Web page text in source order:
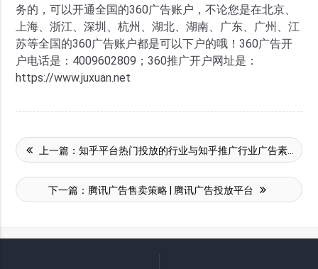
务的，可以开通全国的360广告账户，不论您是在北京、
上海、浙江、深圳、杭州、湖北、湖南、广东、广州、江
苏等全国的360广告账户都是可以下户的哦！360广告开
户电话是：4009602809；360推广开户网址是：
https://www.juxuan.net
上一篇：知乎平台热门投放的行业与知乎推广行业广告素材分析
下一篇： 腾讯广告售卖策略 | 腾讯广告投放平台